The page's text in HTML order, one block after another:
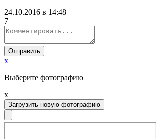
24.10.2016 в 14:48
7
Отправить
x
Выберите фотографию
x
Загрузить новую фотографию